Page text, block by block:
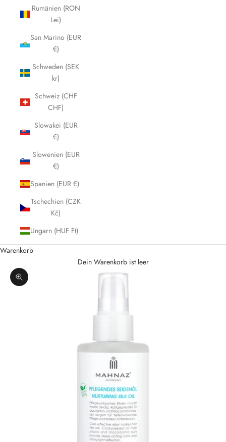
Rumänien (RON
Lei)
San Marino (EUR
€)
Schweden (SEK
kr)
Schweiz (CHF
CHF)
Slowakei (EUR
€)
Slowenien (EUR
€)
Spanien (EUR €)
Tschechien (CZK
Kč)
Ungarn (HUF Ft)
Warenkorb
Dein Warenkorb ist leer
Bild vergrößern